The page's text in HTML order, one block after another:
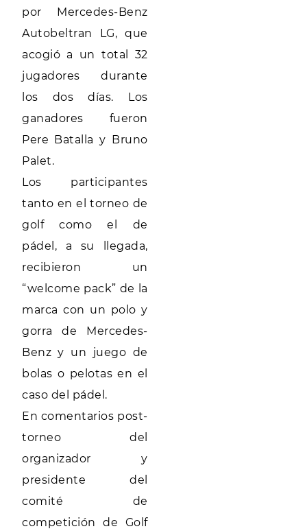
por Mercedes-Benz
Autobeltran LG, que
acogió a un total 32
jugadores durante
los dos días. Los
ganadores fueron
Pere Batalla y Bruno
Palet.
Los participantes
tanto en el torneo de
golf como el de
pádel, a su llegada,
recibieron un
“welcome pack” de la
marca con un polo y
gorra de Mercedes-
Benz y un juego de
bolas o pelotas en el
caso del pádel.
En comentarios post-
torneo del
organizador y
presidente del
comité de
competición de Golf